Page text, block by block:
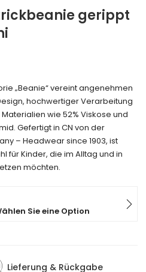
gerippt
„Beanie“ vereint angenehmen
hochwertiger Verarbeitung
wie 52% Viskose und
Gefertigt in CN von der
– Headwear since 1903, ist
für Kinder, die im Alltag und in
möchten.
Sie eine Option
Lieferung & Rückgabe